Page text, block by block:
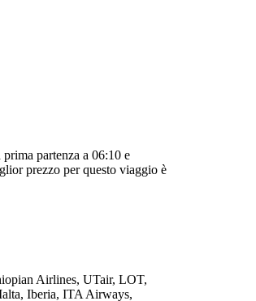
partenza a 06:10 e
prezzo per questo viaggio è
Airlines, UTair, LOT,
Iberia, ITA Airways,